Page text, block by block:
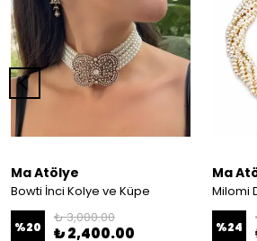
Ma Atölye
Bowti İnci Kolye ve Küpe
%20
₺ 3,000.00
₺ 2,400.00
Ma
Milomi
%24